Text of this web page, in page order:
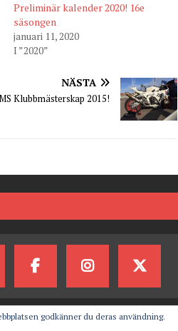
Preliminär kalender 2020! 16e
säsongen
januari 11, 2020
I ”2020”
NÄSTA
Klubbmästerskap 2015!
godkänner du deras användning.